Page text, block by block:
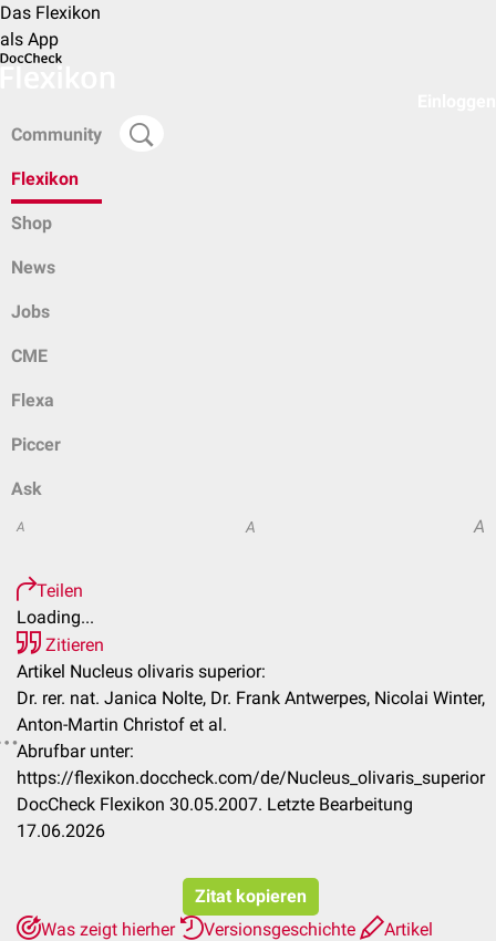
Das Flexikon
als App
Community
Flexikon
Shop
News
Jobs
CME
Flexa
Piccer
Ask
A A A
Teilen
Loading...
Zitieren
Artikel Nucleus olivaris superior:
Dr. rer. nat. Janica Nolte, Dr. Frank Antwerpes, Nicolai Winter,
Anton-Martin Christof et al.
Abrufbar unter:
https://flexikon.doccheck.com/de/Nucleus_olivaris_superior
DocCheck Flexikon 30.05.2007. Letzte Bearbeitung
17.06.2026
Zitat kopieren
Was zeigt hierher
Versionsgeschichte
Artikel